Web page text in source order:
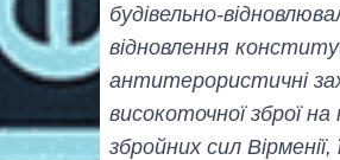
будівельно-
відновлення
антитерористичні
високоточної зброї
збройних сил